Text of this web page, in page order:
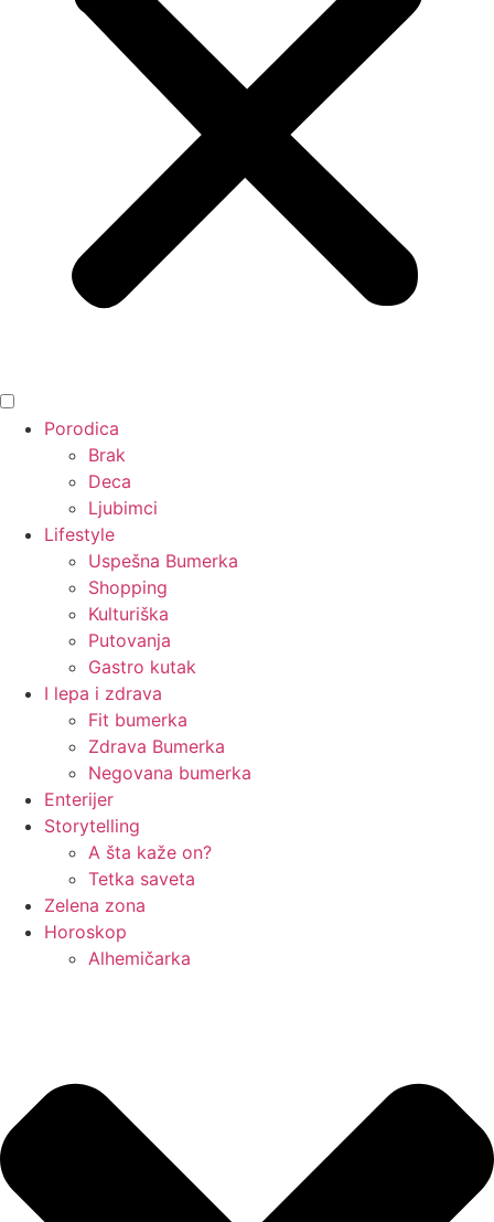
Porodica
Brak
Deca
Ljubimci
Lifestyle
Uspešna Bumerka
Shopping
Kulturiška
Putovanja
Gastro kutak
I lepa i zdrava
Fit bumerka
Zdrava Bumerka
Negovana bumerka
Enterijer
Storytelling
A šta kaže on?
Tetka saveta
Zelena zona
Horoskop
Alhemičarka